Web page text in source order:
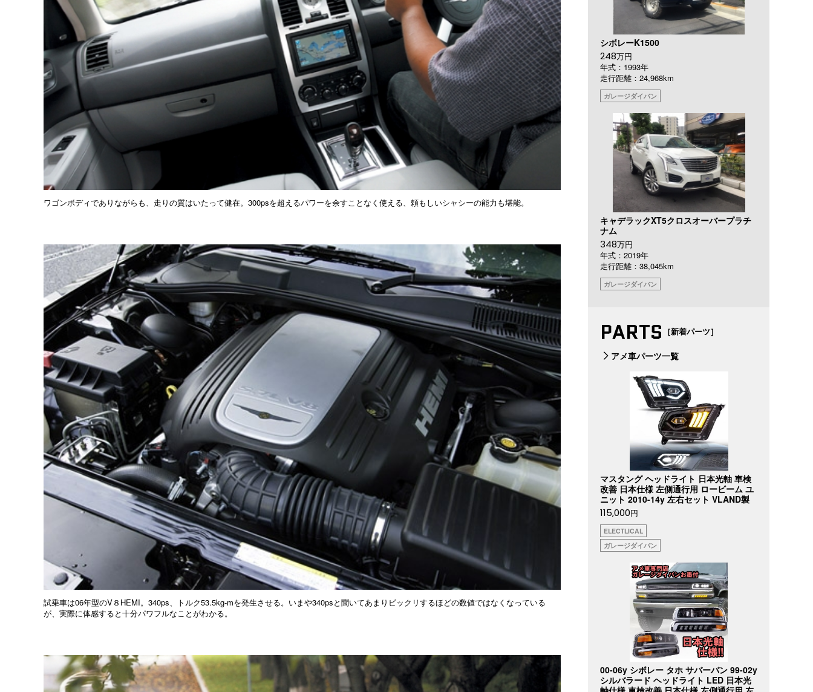
ワゴンボディでありながらも、走りの質はいたって健在。300psを超えるパワーを余すことなく使える、頼もしいシャシーの能力も堪能。
試乗車は06年型のV８HEMI。340ps、トルク53.5kg-mを発生させる。いまや340psと聞いてあまりビックリするほどの数値ではなくなっている
が、実際に体感すると十分パワフルなことがわかる。
シボレーK1500
248万円
年式：1993年
走行距離：24,968km
ガレージダイバン
キャデラックXT5クロスオーバープラチ
ナム
348万円
年式：2019年
走行距離：38,045km
ガレージダイバン
PARTS ［新着パーツ］
アメ車パーツ一覧
マスタング ヘッドライト 日本光軸 車検
改善 日本仕様 左側通行用 ロービーム ユ
ニット 2010-14y 左右セット VLAND製
115,000円
ELECTLICAL
ガレージダイバン
00-06y シボレー タホ サバーバン 99-02y
シルバラード ヘッドライト LED 日本光